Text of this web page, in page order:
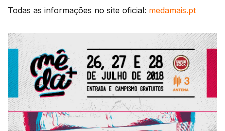
Todas as informações no site oficial: medamais.pt